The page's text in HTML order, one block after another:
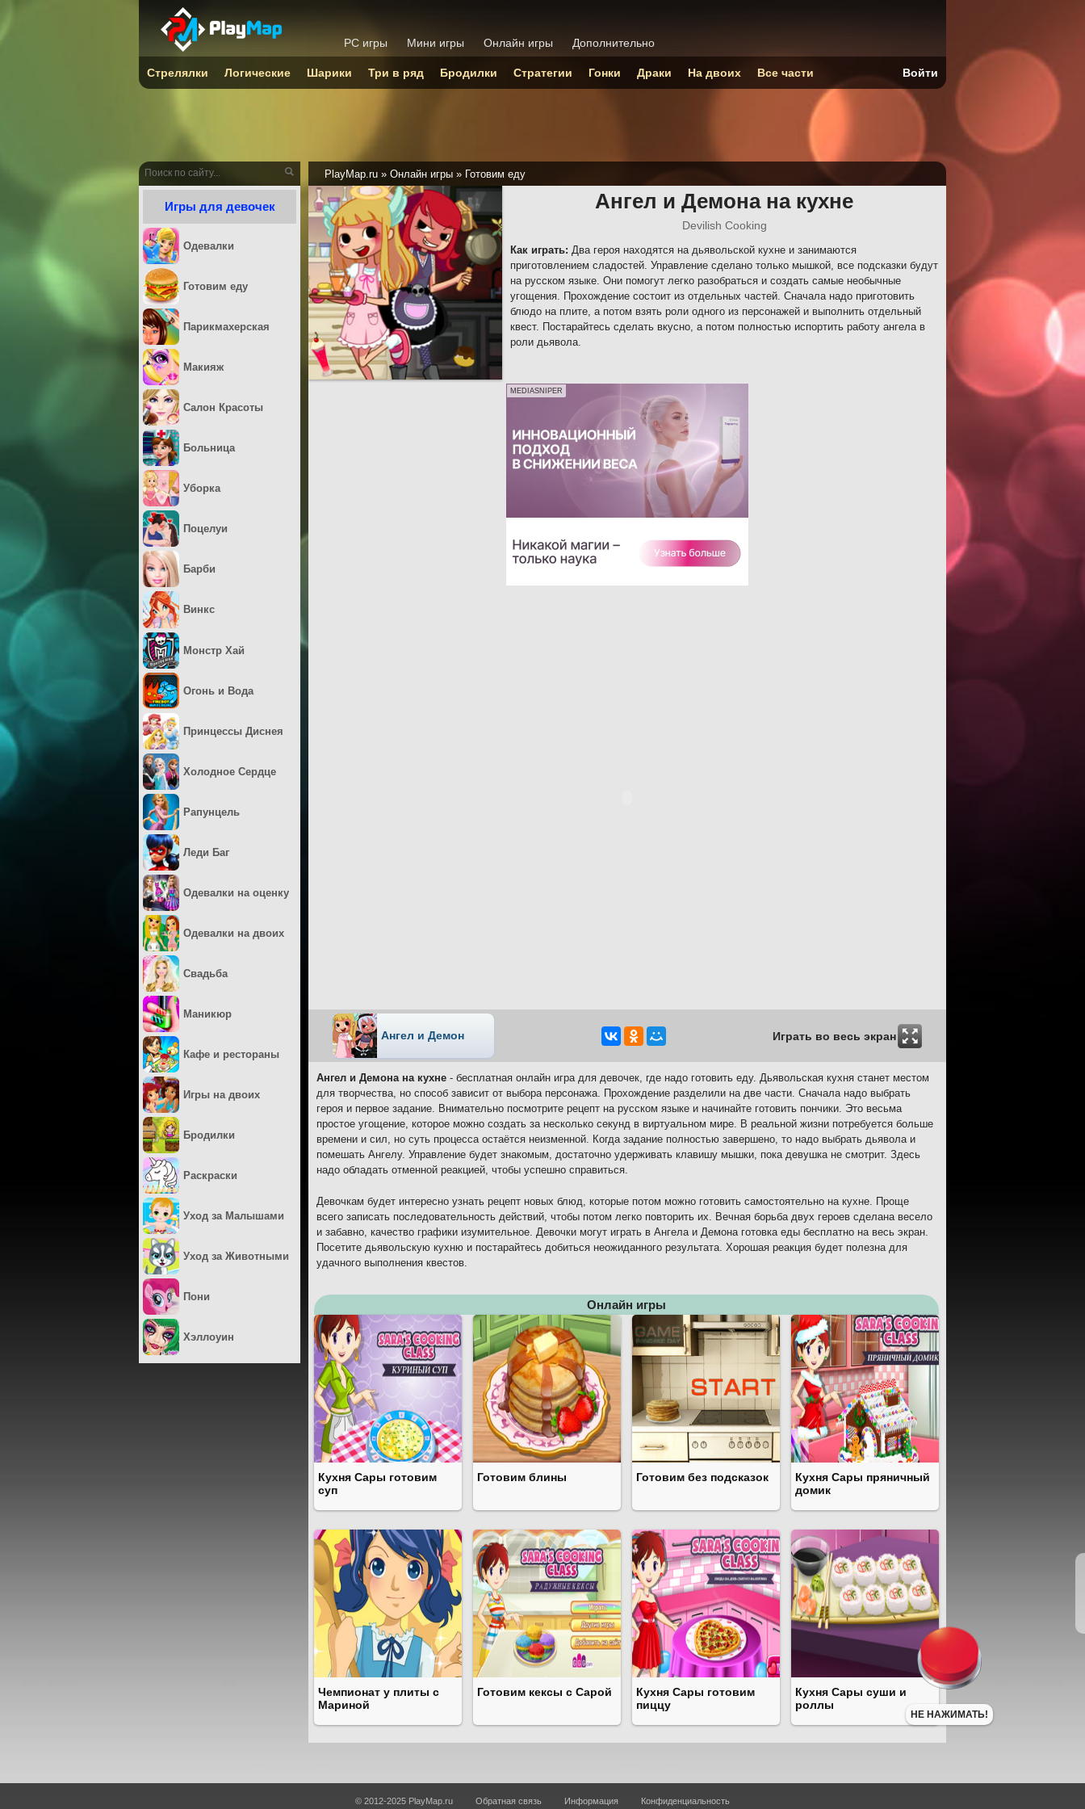
PlayMap.ru » Онлайн игры » Готовим еду
Ангел и Демона на кухне
Devilish Cooking
Как играть: Два героя находятся на дьявольской кухне и занимаются
приготовлением сладостей. Управление сделано только мышкой, все подсказки будут
на русском языке. Они помогут легко разобраться и создать самые необычные
угощения. Прохождение состоит из отдельных частей. Сначала надо приготовить
блюдо на плите, а потом взять роли одного из персонажей и выполнить отдельный
квест. Постарайтесь сделать вкусно, а потом полностью испортить работу ангела в
роли дьявола.
MEDIASNIPER
Ангел и Демон Играть во весь экран
Ангел и Демона на кухне - бесплатная онлайн игра для девочек, где надо готовить еду. Дьявольская кухня станет местом
для творчества, но способ зависит от выбора персонажа. Прохождение разделили на две части. Сначала надо выбрать
героя и первое задание. Внимательно посмотрите рецепт на русском языке и начинайте готовить пончики. Это весьма
простое угощение, которое можно создать за несколько секунд в виртуальном мире. В реальной жизни потребуется больше
времени и сил, но суть процесса остаётся неизменной. Когда задание полностью завершено, то надо выбрать дьявола и
помешать Ангелу. Управление будет знакомым, достаточно удерживать клавишу мышки, пока девушка не смотрит. Здесь
надо обладать отменной реакцией, чтобы успешно справиться.
Девочкам будет интересно узнать рецепт новых блюд, которые потом можно готовить самостоятельно на кухне. Проще
всего записать последовательность действий, чтобы потом легко повторить их. Вечная борьба двух героев сделана весело
и забавно, качество графики изумительное. Девочки могут играть в Ангела и Демона готовка еды бесплатно на весь экран.
Посетите дьявольскую кухню и постарайтесь добиться неожиданного результата. Хорошая реакция будет полезна для
удачного выполнения квестов.
Онлайн игры
Кухня Сары готовим
суп
Готовим блины Готовим без подсказок
Кухня Сары пряничный
домик
Чемпионат у плиты с
Мариной
Готовим кексы с Сарой
Кухня Сары готовим
пиццу
Кухня Сары суши и
роллы
Игры для девочек
Одевалки
Готовим еду
Парикмахерская
Макияж
Салон Красоты
Больница
Уборка
Поцелуи
Барби
Винкс
Монстр Хай
Огонь и Вода
Принцессы Диснея
Холодное Сердце
Рапунцель
Леди Баг
Одевалки на оценку
Одевалки на двоих
Свадьба
Маникюр
Кафе и рестораны
Игры на двоих
Бродилки
Раскраски
Уход за Малышами
Уход за Животными
Пони
Хэллоуин
PC игры Мини игры Онлайн игры Дополнительно
Стрелялки Логические Шарики Три в ряд Бродилки Стратегии Гонки Драки На двоих Все части Войти
© 2012-2025 PlayMap.ru Обратная связь Информация Конфиденциальность
НЕ НАЖИМАТЬ!